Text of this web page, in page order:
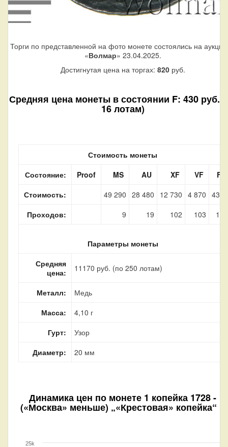
Торги по представленной на фото монете состоялись на
«Волмар» 23.04.2025.
Достигнутая цена на торгах: 820руб.
Средняя цена монеты в состоянии F: 430 руб.
16 лотам)
Стоимость монеты
Состояние:
Proof MS AU XF VF
F
Стоимость:
49 290 28 480 12 730 4 870 430
Проходов:
9 19 102 103 16
Параметры монеты
Средняя
цена:
11170 руб. (по 250 лотам)
Металл:
Медь
Масса:
4,10 г
Гурт:
Узор
Диаметр:
20 мм
Динамика цен по монете 1 копейка 1728 -
(«Москва» меньше) „«Крестовая» копейка“ F
25k